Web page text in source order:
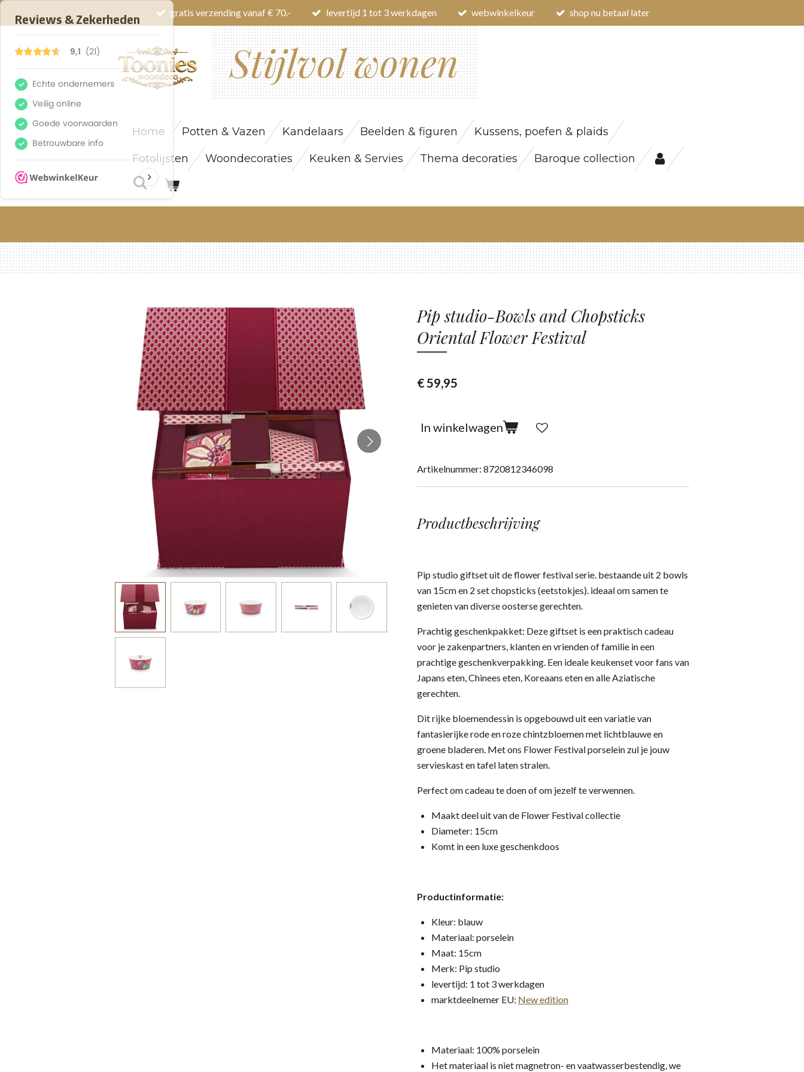
direct
gratis verzending vanaf € 70.- levertijd 1 tot 3 werkdagen webwinkelkeur shop nu betaal later
Stijlvol wonen
Home Potten & Vazen Kandelaars Beelden & figuren Kussens, poefen & plaids
Fotolijsten Woondecoraties Keuken & Servies Thema decoraties Baroque collection
Pip studio-Bowls and Chopsticks
Oriental Flower Festival
€ 59,95
In winkelwagen
Artikelnummer: 8720812346098
Productbeschrijving
Pip studio giftset uit de flower festival serie. bestaande uit 2 bowls
van 15cm en 2 set chopsticks (eetstokjes). ideaal om samen te
genieten van diverse oosterse gerechten.
Prachtig geschenkpakket: Deze giftset is een praktisch cadeau
voor je zakenpartners, klanten en vrienden of familie in een
prachtige geschenkverpakking. Een ideale keukenset voor fans van
Japans eten, Chinees eten, Koreaans eten en alle Aziatische
gerechten.
Dit rijke bloemendessin is opgebouwd uit een variatie van
fantasierijke rode en roze chintzbloemen met lichtblauwe en
groene bladeren. Met ons Flower Festival porselein zul je jouw
servieskast en tafel laten stralen.
Perfect om cadeau te doen of om jezelf te verwennen.
Maakt deel uit van de Flower Festival collectie
Diameter: 15cm
Komt in een luxe geschenkdoos
Productinformatie:
Kleur: blauw
Materiaal: porselein
Maat: 15cm
Merk: Pip studio
levertijd: 1 tot 3 werkdagen
marktdeelnemer EU: New edition
Materiaal: 100% porselein
Het materiaal is niet magnetron- en vaatwasserbestendig, we